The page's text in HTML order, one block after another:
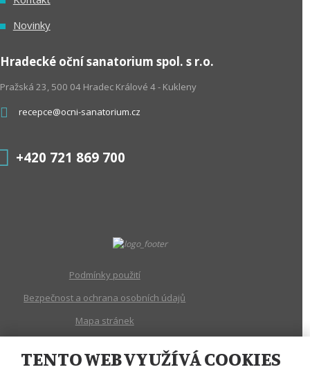
Novinky
Hradecké oční sanatorium spol. s r.o.
Pražská 23, 500 04 Hradec Králové 4 - Kukleny
recepce@ocni-sanatorium.cz
+420 721 869 700
© 2026, Hradecké oční sanatorium, spol. s r.o.
Podmínky použití
Bezpečnost a ochrana osobních údajů
Mapa stránek
TENTO WEB VYUŽÍVÁ COOKIES